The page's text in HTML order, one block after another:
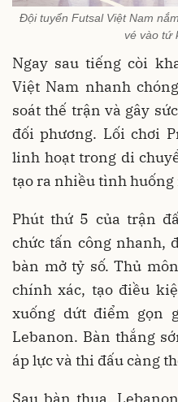
Đội tuyển Futsal Việt Nam
vé vào tứ
Ngay sau tiếng còi
Việt Nam nhanh
soát thế trận và gây
đối phương. Lối chơi
linh hoạt trong di
tạo ra nhiều tình
Phút thứ 5 của trận
chức tấn công nhanh,
bàn mở tỷ số. Thủ
chính xác, tạo điều
xuống dứt điểm gọn
Lebanon. Bàn thắng
áp lực và thi đấu càng
Sau bàn thua,